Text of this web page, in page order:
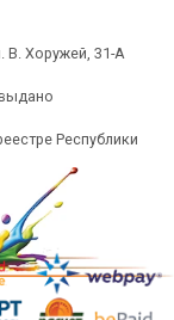
В. Хоружей, 31-А
Республики